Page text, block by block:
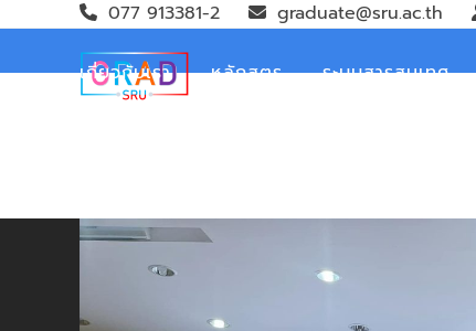
content
077 913381-2 graduate@sru.ac.th
เกี่ยวกับเรา หลักสูตร ระบบสารสนเทศ